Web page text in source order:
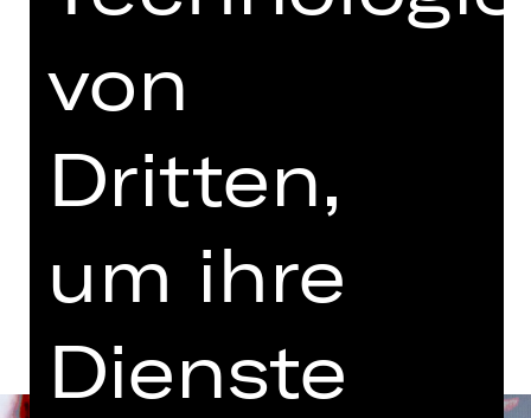
17.30 Uhr Einführung
Abo BR1, Abo BR2
Tickets
Termine und Besetzung
von
Dritten,
um ihre
Dienste